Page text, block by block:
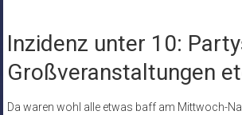
Inzidenz unter 10:
Großveranstaltungen
Da waren wohl alle etwas baff am Mittwoch-